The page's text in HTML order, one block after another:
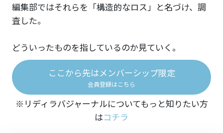
編集部ではそれらを「構造的なロス」と名づけ、調
査した。
どういったものを指しているのか見ていく。
ここから先はメンバーシップ限定
会員登録はこちら
※リディラバジャーナルについてもっと知りたい方
はコチラ